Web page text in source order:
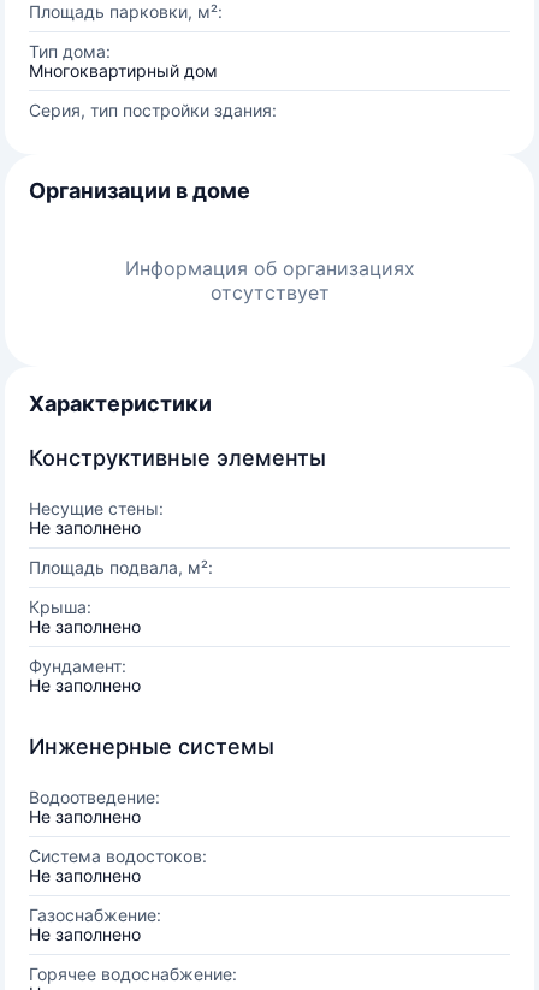
Площадь парковки, м²:
Тип дома:
Многоквартирный дом
Серия, тип постройки здания:
Организации в доме
Информация об организациях
отсутствует
Характеристики
Конструктивные элементы
Несущие стены:
Не заполнено
Площадь подвала, м²:
Крыша:
Не заполнено
Фундамент:
Не заполнено
Инженерные системы
Водоотведение:
Не заполнено
Система водостоков:
Не заполнено
Газоснабжение:
Не заполнено
Горячее водоснабжение: